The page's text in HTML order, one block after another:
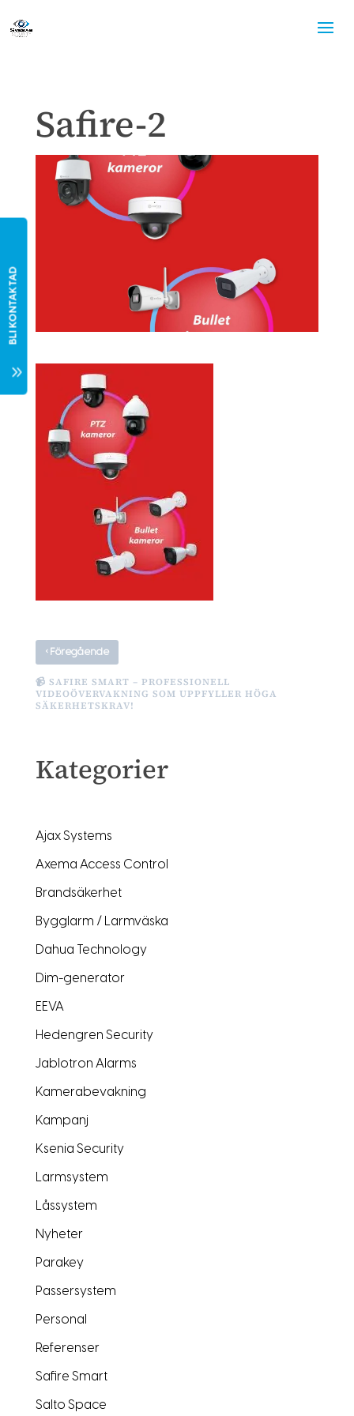
Safire-2
‹Föregående
📹 SAFIRE SMART – PROFESSIONELL
VIDEOÖVERVAKNING SOM UPPFYLLER HÖGA
SÄKERHETSKRAV!
Kategorier
Ajax Systems
Axema Access Control
Brandsäkerhet
Bygglarm / Larmväska
Dahua Technology
Dim-generator
EEVA
Hedengren Security
Jablotron Alarms
Kamerabevakning
Kampanj
Ksenia Security
Larmsystem
Låssystem
Nyheter
Parakey
Passersystem
Personal
Referenser
Safire Smart
Salto Space
7
BLI KONTAKTAD